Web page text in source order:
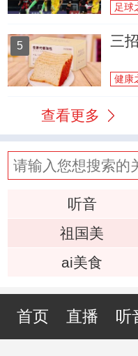
足球
5 三
健康
查看更多
听音
祖国美
ai美食
首页 直播 听